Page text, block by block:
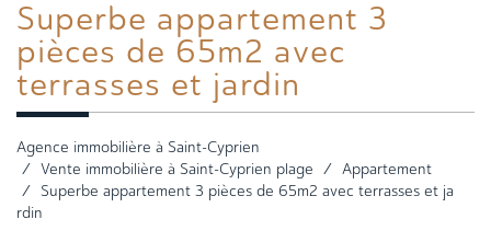
Superbe appartement 3
pièces de 65m2 avec
terrasses et jardin
Agence immobilière à Saint-Cyprien
Vente immobilière à Saint-Cyprien plage
Appartement
Superbe appartement 3 pièces de 65m2 avec terrasses et ja
rdin